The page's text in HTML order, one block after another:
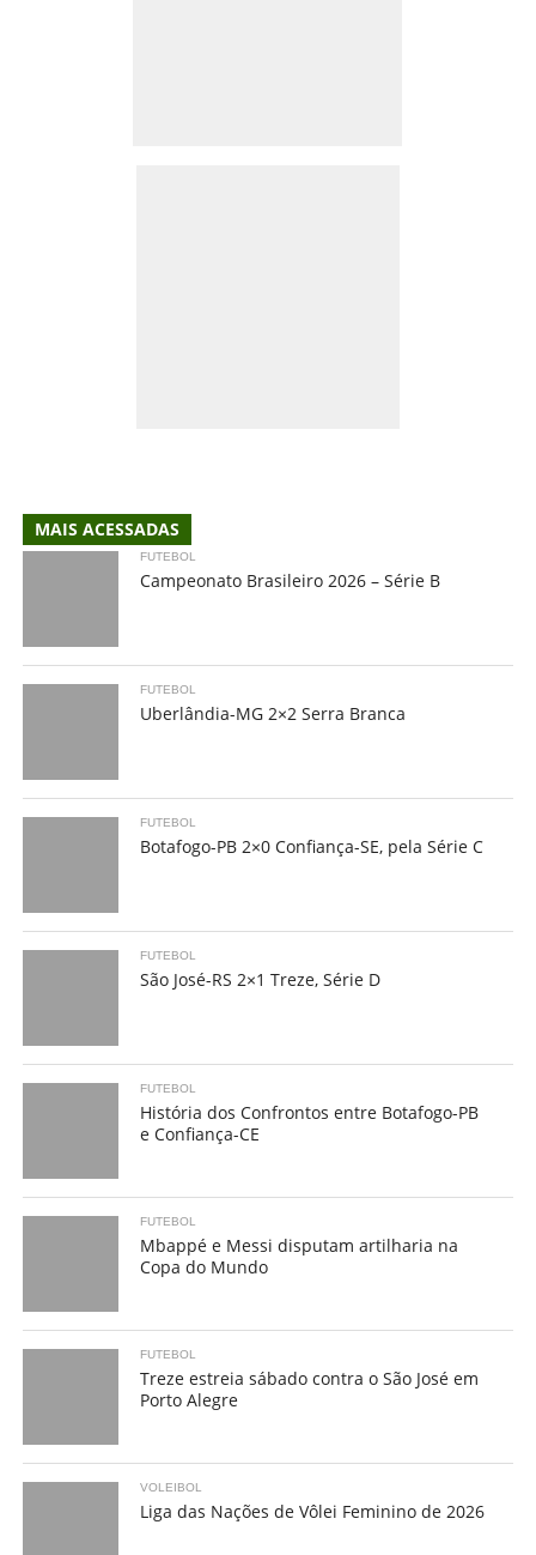
MAIS ACESSADAS
FUTEBOL
Campeonato Brasileiro 2026 – Série B
FUTEBOL
Uberlândia-MG 2×2 Serra Branca
FUTEBOL
Botafogo-PB 2×0 Confiança-SE, pela Série C
FUTEBOL
São José-RS 2×1 Treze, Série D
FUTEBOL
História dos Confrontos entre Botafogo-PB
e Confiança-CE
FUTEBOL
Mbappé e Messi disputam artilharia na
Copa do Mundo
FUTEBOL
Treze estreia sábado contra o São José em
Porto Alegre
VOLEIBOL
Liga das Nações de Vôlei Feminino de 2026